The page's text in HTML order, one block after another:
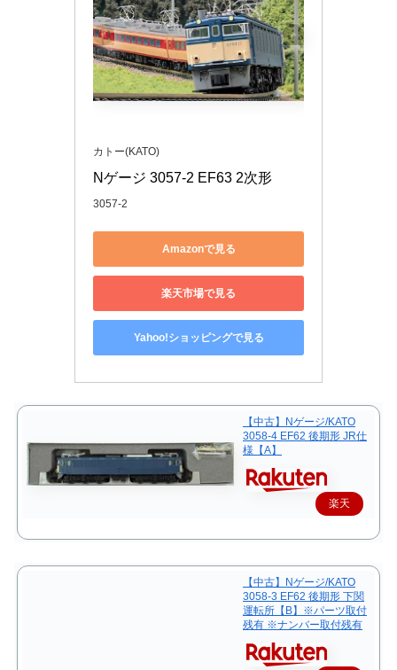
カトー(KATO)
Nゲージ 3057-2 EF63 2次形
3057-2
Amazonで見る
楽天市場で見る
Yahoo!ショッピングで見る
【中古】Nゲージ/KATO
3058-4 EF62 後期形 JR仕
様【A】
楽天
【中古】Nゲージ/KATO
3058-3 EF62 後期形 下関
運転所【B】※パーツ取付
残有 ※ナンバー取付残有